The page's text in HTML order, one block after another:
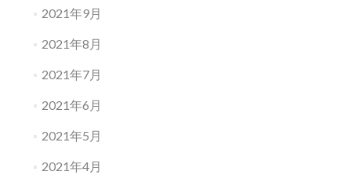
2021年9月
2021年8月
2021年7月
2021年6月
2021年5月
2021年4月